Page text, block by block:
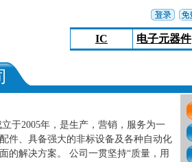
IC 电子元器件
于2005年，是生产，营销，服务为一
件、具备强大的非标设备及各种自动化
的解决方案。 公司一贯坚持“质量，用